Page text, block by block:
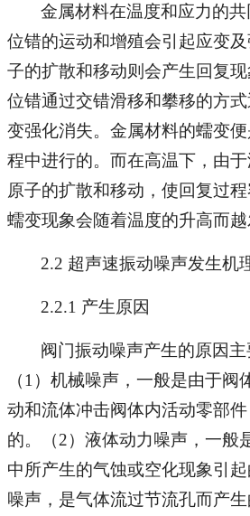
金属材料在温度和应力的
位错的运动和增殖会引起应变
子的扩散和移动则会产生回复
位错通过交错滑移和攀移的方
变强化消失。金属材料的蠕变
程中进行的。而在高温下，由
原子的扩散和移动，使回复过程
蠕变现象会随着温度的升高而越
2.2 超声速振动噪声发生机
2.2.1 产生原因
阀门振动噪声产生的原因主
（1）机械噪声，一般是由于阀
动和流体冲击阀体内活动零部
的。（2）液体动力噪声，一般
中所产生的气蚀或空化现象引
噪声，是气体流过节流孔而产